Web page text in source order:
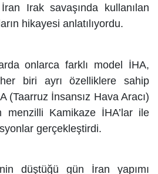
Irak savaşında kullanılan
hikayesi anlatılıyordu.
onlarca farklı model İHA,
biri ayrı özelliklere sahip
(Taarruz İnsansız Hava Aracı)
menzilli Kamikaze İHA’lar ile
gerçekleştirdi.
düştüğü gün İran yapımı